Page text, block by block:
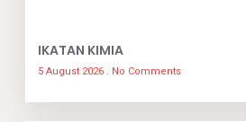
IKATAN KIMIA
5 August 2026 No Comments